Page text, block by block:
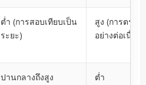
ต่ำ (การสอบเทียบเป็น
ระยะ)
สูง (การตรวจ
อย่างต่อเนื่อง)
ปานกลางถึงสูง ต่ำ